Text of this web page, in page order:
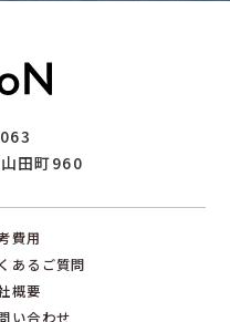
田町960
費用
あるご質問
概要
い合わせ